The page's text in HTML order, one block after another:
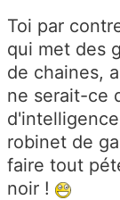
Toi par
qui met des
de chaines,
ne serait-ce
robinet de
faire tout
noir !